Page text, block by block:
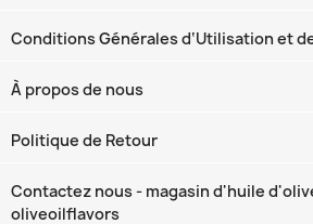
Conditions Générales d‘Utilisation et
À propos de nous
Politique de Retour
Contactez nous - magasin d'huile
oliveoilflavors